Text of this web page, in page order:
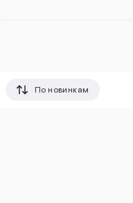
По новинкам